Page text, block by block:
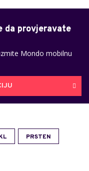
da provjeravate
Mondo mobilnu
PRSTEN